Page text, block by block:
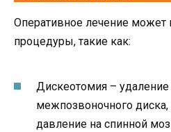
Оперативное лечение может
процедуры, такие как:
Дискеотомия – удаление
межпозвоночного
давление на спинной